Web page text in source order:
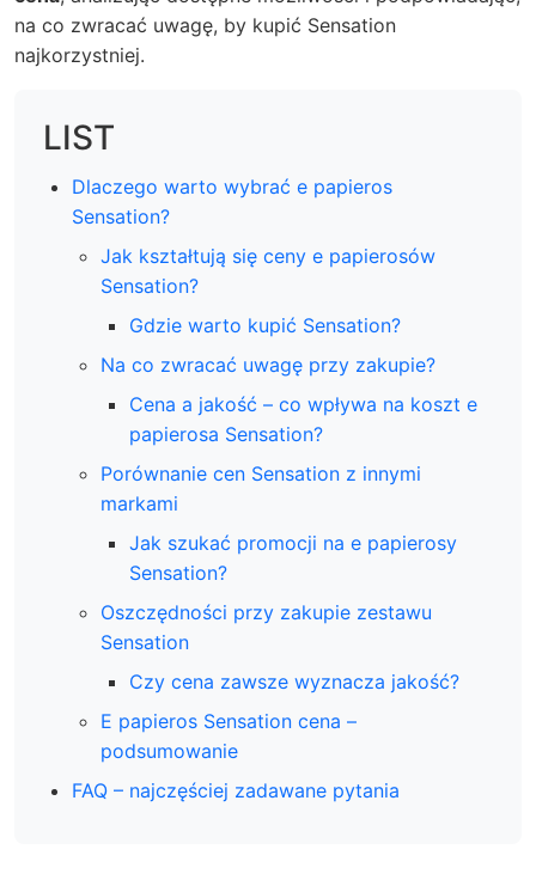
na co zwracać uwagę, by kupić Sensation
najkorzystniej.
LIST
Dlaczego warto wybrać e papieros
Sensation?
Jak kształtują się ceny e papierosów
Sensation?
Gdzie warto kupić Sensation?
Na co zwracać uwagę przy zakupie?
Cena a jakość – co wpływa na koszt e
papierosa Sensation?
Porównanie cen Sensation z innymi
markami
Jak szukać promocji na e papierosy
Sensation?
Oszczędności przy zakupie zestawu
Sensation
Czy cena zawsze wyznacza jakość?
E papieros Sensation cena –
podsumowanie
FAQ – najczęściej zadawane pytania